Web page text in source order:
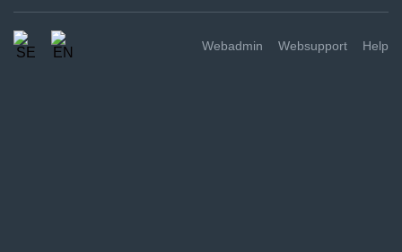
Webadmin Websupport Help